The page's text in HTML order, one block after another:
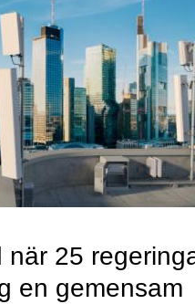
när 25
en gemensam